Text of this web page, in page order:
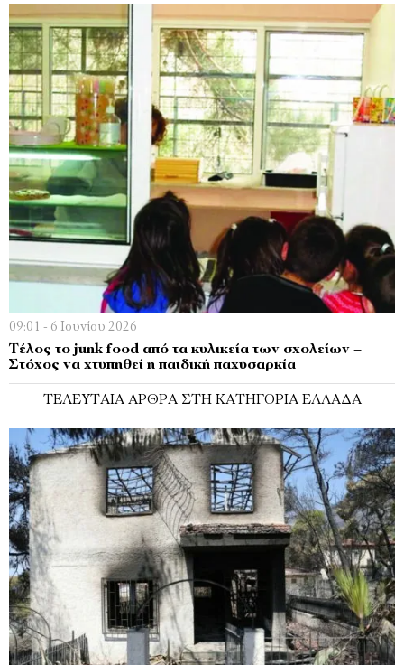
09:01 - 6 Ιουνίου 2026
Τέλος το junk food από τα κυλικεία των σχολείων –
Στόχος να χτυπηθεί η παιδική παχυσαρκία
ΤΕΛΕΥΤΑΊΑ ΆΡΘΡΑ ΣΤΗ ΚΑΤΗΓΟΡΊΑ ΕΛΛΆΔΑ